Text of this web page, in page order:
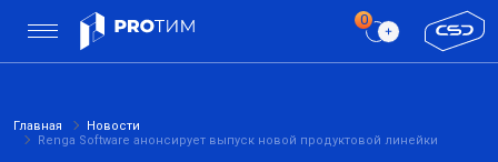
Главная
Новости
Renga Software анонсирует выпуск новой продуктовой линейки